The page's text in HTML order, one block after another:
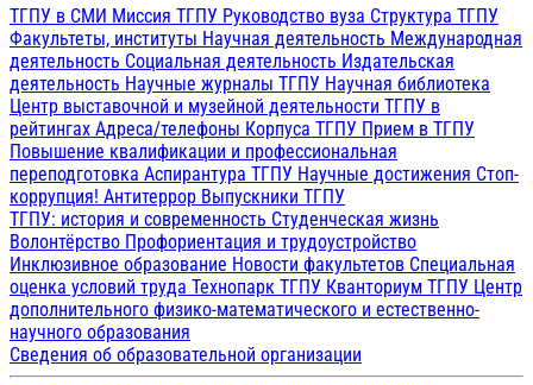
ТГПУ в СМИ Миссия ТГПУ Руководство вуза Структура ТГПУ
Факультеты, институты Научная деятельность Международная
деятельность Социальная деятельность Издательская
деятельность Научные журналы ТГПУ Научная библиотека
Центр выставочной и музейной деятельности ТГПУ в
рейтингах Адреса/телефоны Корпуса ТГПУ Прием в ТГПУ
Повышение квалификации и профессиональная
переподготовка Аспирантура ТГПУ Научные достижения Стоп-
коррупция! Антитеррор Выпускники ТГПУ
ТГПУ: история и современность Студенческая жизнь
Волонтёрство Профориентация и трудоустройство
Инклюзивное образование Новости факультетов Специальная
оценка условий труда Технопарк ТГПУ Кванториум ТГПУ Центр
дополнительного физико-математического и естественно-
научного образования
Сведения об образовательной организации